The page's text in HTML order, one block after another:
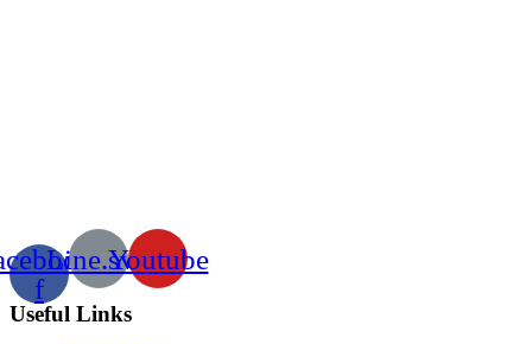
f
Line.svgYoutube
Useful Links